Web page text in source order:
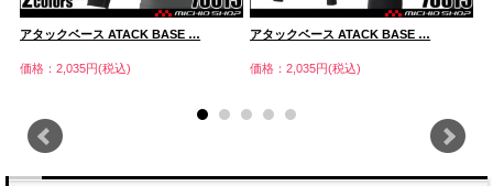
アタックベース ATACK BASE …
価格：2,035円(税込)
アタックベース ATACK BASE …
価格：2,035円(税込)